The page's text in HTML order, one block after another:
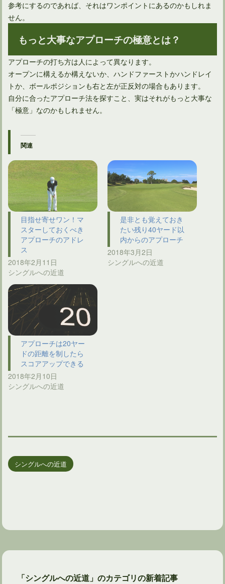
参考にするのであれば、それはワンポイントにあるのかもしれま
せん。
もっと大事なアプローチの極意とは？
アプローチの打ち方は人によって異なります。
オープンに構えるか構えないか、ハンドファーストかハンドレイ
トか、ボールポジションも右と左が正反対の場合もあります。
自分に合ったアプローチ法を探すこと、実はそれがもっと大事な
「極意」なのかもしれません。
関連
目指せ寄せワン！マ
スターしておくべき
アプローチのアドレ
ス
2018年2月11日
シングルへの近道
是非とも覚えておき
たい残り40ヤード以
内からのアプローチ
2018年3月2日
シングルへの近道
アプローチは20ヤー
ドの距離を制したら
スコアアップできる
2018年2月10日
シングルへの近道
シングルへの近道
「シングルへの近道」のカテゴリの新着記事